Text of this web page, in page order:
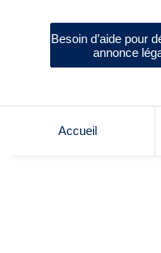
Besoin d’aide pour
annonce
Accueil